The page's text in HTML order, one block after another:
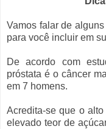
Vamos falar de
para você incluir em
De acordo com
próstata é o câncer
em 7 homens.
Acredita-se que o
elevado teor de